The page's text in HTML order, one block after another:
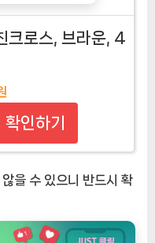
크로스, 브라운, 4
인하기
을 수 있으니 반드시 확